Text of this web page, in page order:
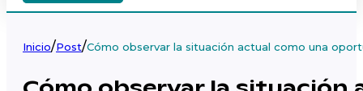
Inicio/Post/Cómo observar la situación actual como una